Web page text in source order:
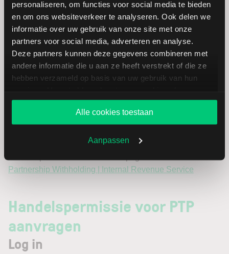
personaliseren, om functies voor social media te bieden
en om ons websiteverkeer te analyseren. Ook delen we
informatie over uw gebruik van onze site met onze
partners voor social media, adverteren en analyse.
Deze partners kunnen deze gegevens combineren met
andere informatie die u aan ze heeft verstrekt of die ze
hebben verzameld op basis van uw gebruik van hun
website blijft gebruiken.
Alle cookies toestaan
Aanpassen
worden omgezet naar de onderliggende PTP-security en
nadien worden verkocht, zijn de standaardregels rond
bronheffing opnieuw van toepassing op die verkoop.
Beleggers moeten zich ervan bewust zijn dat de inhouding
automatisch gebeurt en wordt toegepast door de
bewaarbank of broker volgens de IRS-reglementering. De
van verblijf van de belegger en eventuele toepasselijke
Voor meer informatie over deze nieuwe regelgeving kunt u
Partnership Withholding | Internal Revenue Service
Handelspermissie voor PTP
aanvragen
Log in